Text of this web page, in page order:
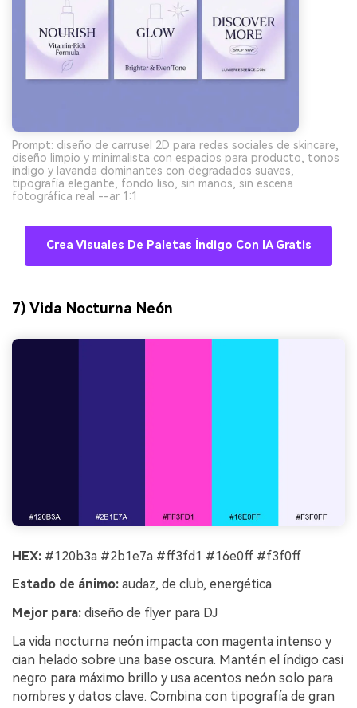
Prompt: diseño de carrusel 2D para redes sociales de skincare,
diseño limpio y minimalista con espacios para producto, tonos
índigo y lavanda dominantes con degradados suaves,
tipografía elegante, fondo liso, sin manos, sin escena
fotográfica real --ar 1:1
Crea Visuales De Paletas Índigo Con IA Gratis
7) Vida Nocturna Neón
HEX: #120b3a #2b1e7a #ff3fd1 #16e0ff #f3f0ff
Estado de ánimo: audaz, de club, energética
Mejor para: diseño de flyer para DJ
La vida nocturna neón impacta con magenta intenso y
cian helado sobre una base oscura. Mantén el índigo casi
negro para máximo brillo y usa acentos neón solo para
nombres y datos clave. Combina con tipografía de gran